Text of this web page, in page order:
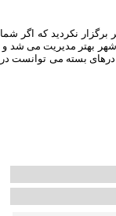
نكرديد كه اگر شما
شهر بهتر مديريت مى شد و
بسته مى توانست در